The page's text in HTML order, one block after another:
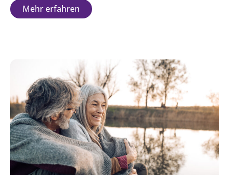
Mehr erfahren